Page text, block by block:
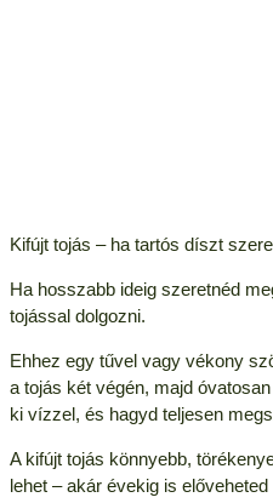
Kifújt tojás – ha tartós díszt
Ha hosszabb ideig szeretnéd
tojással dolgozni.
Ehhez egy tűvel vagy vékony
a tojás két végén, majd
ki vízzel, és hagyd teljesen
A kifújt tojás könnyebb,
lehet – akár évekig is